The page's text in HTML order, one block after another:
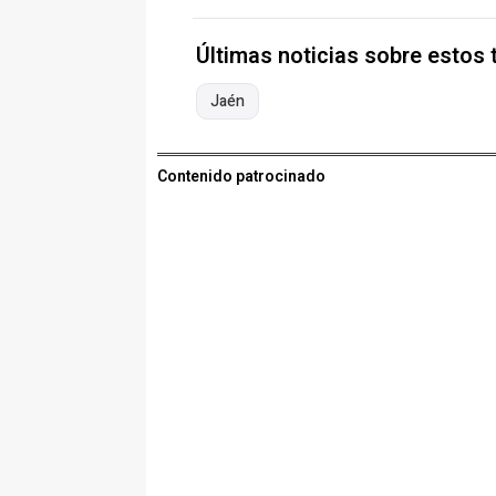
Últimas noticias sobre estos
Jaén
Contenido patrocinado